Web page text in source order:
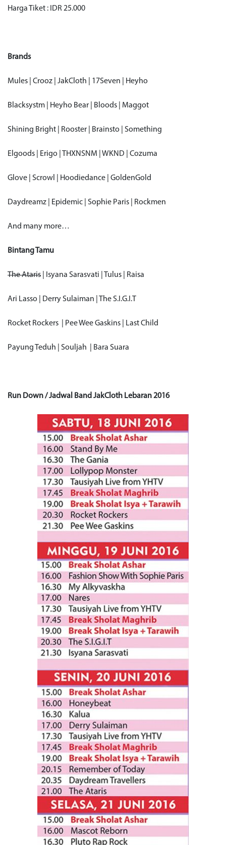
Harga Tiket : IDR 25.000
Brands
Mules | Crooz | JakCloth | 17Seven | Heyho
Blacksystm | Heyho Bear | Bloods | Maggot
Shining Bright | Rooster | Brainsto | Something
Elgoods | Erigo | THXNSNM | WKND | Cozuma
Glove | Scrowl | Hoodiedance | GoldenGold
Daydreamz | Epidemic | Sophie Paris | Rockmen
And many more…
Bintang Tamu
The Ataris | Isyana Sarasvati | Tulus | Raisa
Ari Lasso | Derry Sulaiman | The S.I.G.I.T
Rocket Rockers | Pee Wee Gaskins | Last Child
Payung Teduh | Souljah | Bara Suara
Run Down / Jadwal Band JakCloth Lebaran 2016